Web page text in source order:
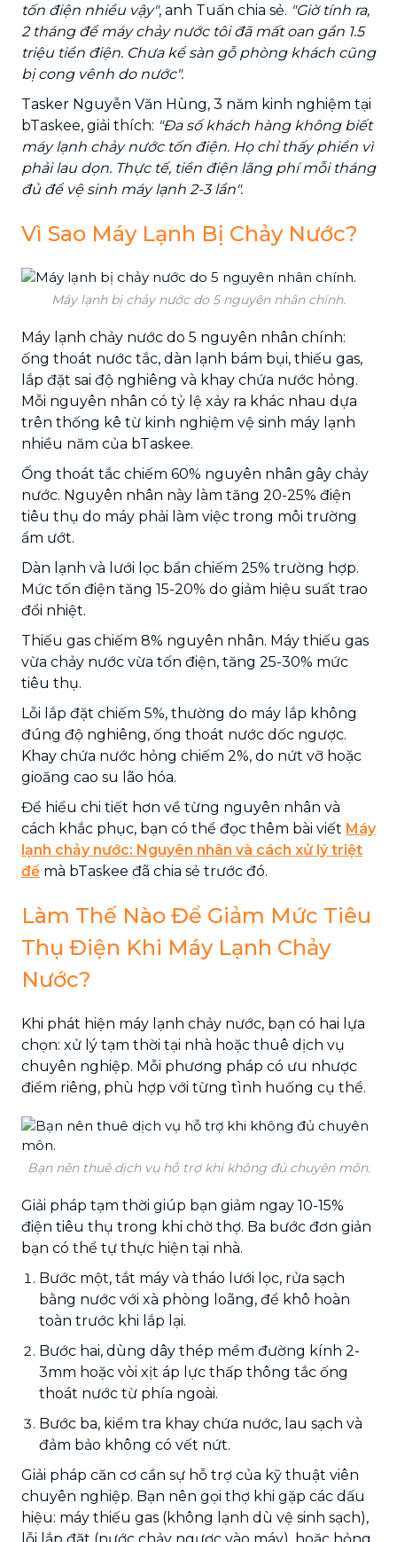
tốn điện nhiều vậy", anh Tuấn chia sẻ. "Giờ tính ra,
2 tháng để máy chảy nước tôi đã mất oan gần 1.5
triệu tiền điện. Chưa kể sàn gỗ phòng khách cũng
bị cong vênh do nước".
Tasker Nguyễn Văn Hùng, 3 năm kinh nghiệm tại
bTaskee, giải thích: "Đa số khách hàng không biết
máy lạnh chảy nước tốn điện. Họ chỉ thấy phiền vì
phải lau dọn. Thực tế, tiền điện lãng phí mỗi tháng
đủ để vệ sinh máy lạnh 2-3 lần".
Vì Sao Máy Lạnh Bị Chảy Nước?
Máy lạnh bị chảy nước do 5 nguyên nhân chính.
Máy lạnh chảy nước do 5 nguyên nhân chính:
ống thoát nước tắc, dàn lạnh bám bụi, thiếu gas,
lắp đặt sai độ nghiêng và khay chứa nước hỏng.
Mỗi nguyên nhân có tỷ lệ xảy ra khác nhau dựa
trên thống kê từ kinh nghiệm vệ sinh máy lạnh
nhiều năm của bTaskee.
Ống thoát tắc chiếm 60% nguyên nhân gây chảy
nước. Nguyên nhân này làm tăng 20-25% điện
tiêu thụ do máy phải làm việc trong môi trường
ẩm ướt.
Dàn lạnh và lưới lọc bẩn chiếm 25% trường hợp.
Mức tốn điện tăng 15-20% do giảm hiệu suất trao
đổi nhiệt.
Thiếu gas chiếm 8% nguyên nhân. Máy thiếu gas
vừa chảy nước vừa tốn điện, tăng 25-30% mức
tiêu thụ.
Lỗi lắp đặt chiếm 5%, thường do máy lắp không
đúng độ nghiêng, ống thoát nước dốc ngược.
Khay chứa nước hỏng chiếm 2%, do nứt vỡ hoặc
gioăng cao su lão hóa.
Để hiểu chi tiết hơn về từng nguyên nhân và
cách khắc phục, bạn có thể đọc thêm bài viết Máy
lạnh chảy nước: Nguyên nhân và cách xử lý triệt
để mà bTaskee đã chia sẻ trước đó.
Làm Thế Nào Để Giảm Mức Tiêu
Thụ Điện Khi Máy Lạnh Chảy
Nước?
Khi phát hiện máy lạnh chảy nước, bạn có hai lựa
chọn: xử lý tạm thời tại nhà hoặc thuê dịch vụ
chuyên nghiệp. Mỗi phương pháp có ưu nhược
điểm riêng, phù hợp với từng tình huống cụ thể.
Bạn nên thuê dịch vụ hỗ trợ khi không đủ chuyên môn.
Giải pháp tạm thời giúp bạn giảm ngay 10-15%
điện tiêu thụ trong khi chờ thợ. Ba bước đơn giản
bạn có thể tự thực hiện tại nhà.
Bước một, tắt máy và tháo lưới lọc, rửa sạch
bằng nước với xà phòng loãng, để khô hoàn
toàn trước khi lắp lại.
Bước hai, dùng dây thép mềm đường kính 2-
3mm hoặc vòi xịt áp lực thấp thông tắc ống
thoát nước từ phía ngoài.
Bước ba, kiểm tra khay chứa nước, lau sạch và
đảm bảo không có vết nứt.
Giải pháp căn cơ cần sự hỗ trợ của kỹ thuật viên
chuyên nghiệp. Bạn nên gọi thợ khi gặp các dấu
hiệu: máy thiếu gas (không lạnh dù vệ sinh sạch),
lỗi lắp đặt (nước chảy ngược vào máy), hoặc hỏng